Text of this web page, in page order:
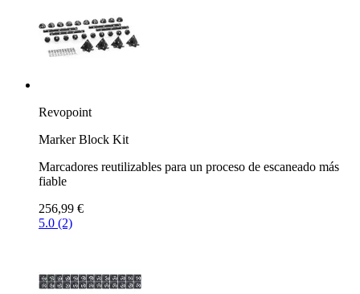
Revopoint
Marker Block Kit
Marcadores reutilizables para un proceso de escaneado más
fiable
256,99 €
5.0 (2)